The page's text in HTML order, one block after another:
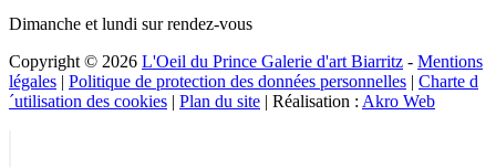
Dimanche et lundi sur rendez-vous
Copyright © 2026 L'Oeil du Prince Galerie d'art Biarritz - Mentions
légales | Politique de protection des données personnelles | Charte d
´utilisation des cookies | Plan du site | Réalisation : Akro Web